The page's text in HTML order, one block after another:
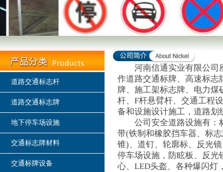
道路交通标志杆
道路交通标志牌
地下停车场设施
交通标志牌材料
交通标牌设备
河南信通实业有限公司
作道路交通标牌、高速标
牌、施工架标志牌、电力
杆、F杆悬臂杆、交通工程
备和设施设计施工，道路划
公司安全道路设施有：
带(铁制和橡胶挡车器、标
锥)、道钉、轮廓标、反光
停车场设施，防眩板、反光
心、LED头盔、各种爆闪灯